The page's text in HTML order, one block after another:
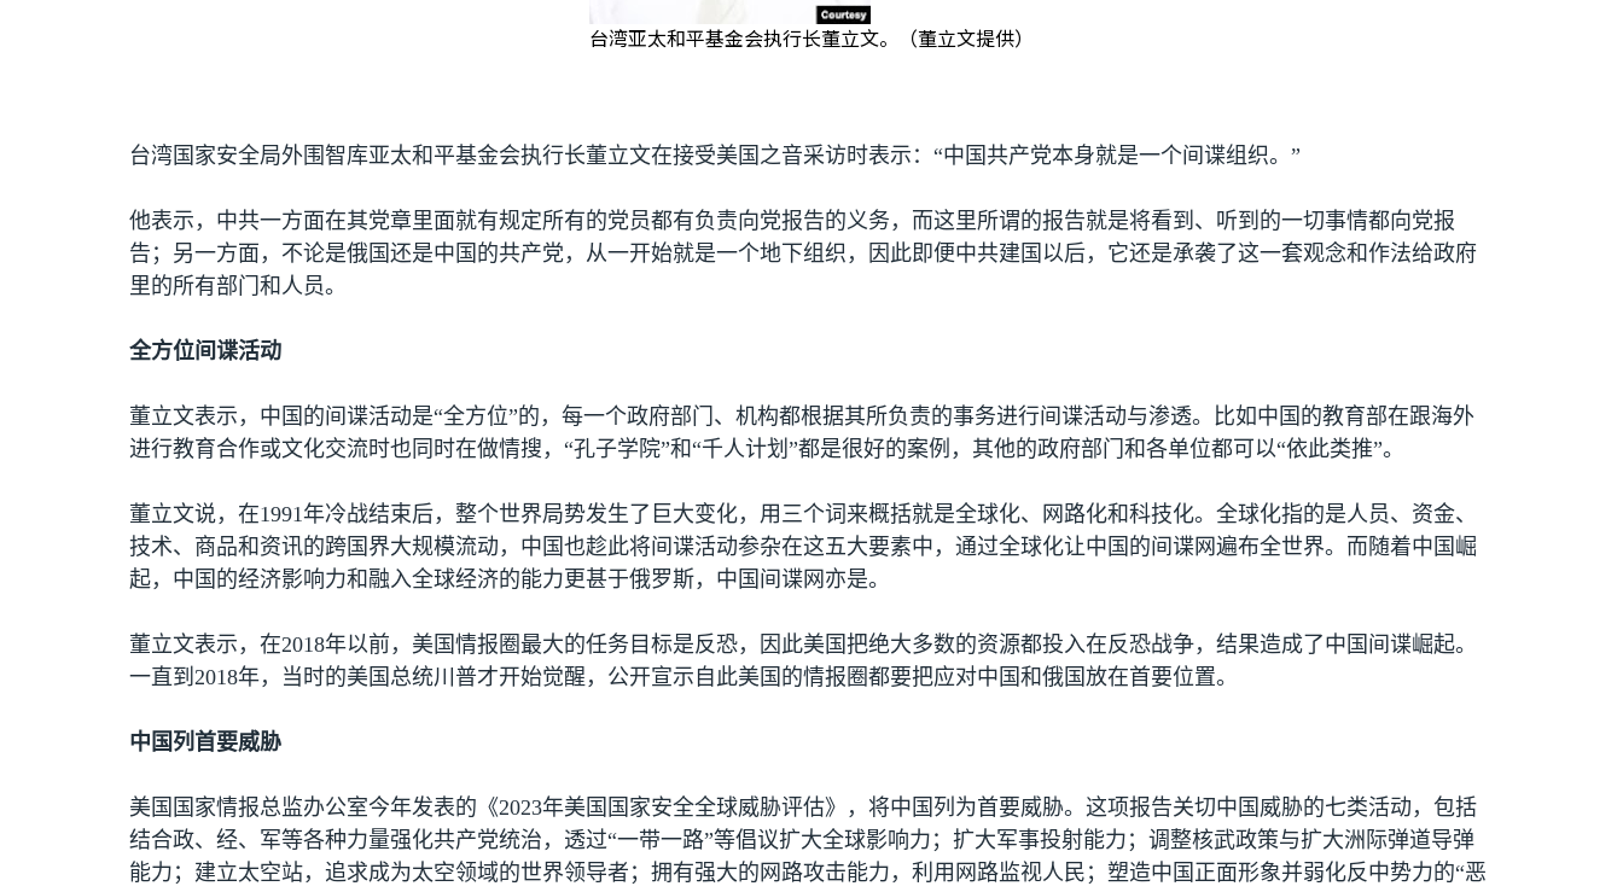
台湾亚太和平基金会执行长董立文。（董立文提供）
台湾国家安全局外围智库亚太和平基金会执行长董立文在接受美国之音采访时表示：“中国共产党本身就是一个间谍组织。”
他表示，中共一方面在其党章里面就有规定所有的党员都有负责向党报告的义务，而这里所谓的报告就是将看到、听到的一切事情都向党报
告；另一方面，不论是俄国还是中国的共产党，从一开始就是一个地下组织，因此即便中共建国以后，它还是承袭了这一套观念和作法给政府
里的所有部门和人员。
全方位间谍活动
董立文表示，中国的间谍活动是“全方位”的，每一个政府部门、机构都根据其所负责的事务进行间谍活动与渗透。比如中国的教育部在跟海外
进行教育合作或文化交流时也同时在做情搜，“孔子学院”和“千人计划”都是很好的案例，其他的政府部门和各单位都可以“依此类推”。
董立文说，在1991年冷战结束后，整个世界局势发生了巨大变化，用三个词来概括就是全球化、网路化和科技化。全球化指的是人员、资金、
技术、商品和资讯的跨国界大规模流动，中国也趁此将间谍活动参杂在这五大要素中，通过全球化让中国的间谍网遍布全世界。而随着中国崛
起，中国的经济影响力和融入全球经济的能力更甚于俄罗斯，中国间谍网亦是。
董立文表示，在2018年以前，美国情报圈最大的任务目标是反恐，因此美国把绝大多数的资源都投入在反恐战争，结果造成了中国间谍崛起。
一直到 2018年，当时的美国总统川普才开始觉醒，公开宣示自此美国的情报圈都要把应对中国和俄国放在首要位置。
中国列首要威胁
美国国家情报总监办公室今年发表的《2023年美国国家安全全球威胁评估》，将中国列为首要威胁。这项报告关切中国威胁的七类活动，包括
结合政、经、军等各种力量强化共产党统治，透过“一带一路”等倡议扩大全球影响力；扩大军事投射能力；调整核武政策与扩大洲际弹道导弹
能力；建立太空站，追求成为太空领域的世界领导者；拥有强大的网路攻击能力，利用网路监视人民；塑造中国正面形象并弱化反中势力的“恶